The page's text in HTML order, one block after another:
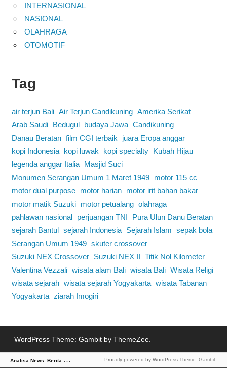
INTERNASIONAL
NASIONAL
OLAHRAGA
OTOMOTIF
Tag
air terjun Bali Air Terjun Candikuning Amerika Serikat
Arab Saudi
Bedugul budaya Jawa Candikuning
Danau Beratan film CGI terbaik
juara Eropa anggar
kopi Indonesia
kopi luwak kopi specialty
Kubah Hijau
legenda anggar Italia
Masjid Suci
Monumen Serangan Umum 1 Maret 1949
motor 115 cc
motor dual purpose
motor harian
motor irit bahan bakar
motor matik Suzuki
motor petualang olahraga
pahlawan nasional
perjuangan TNI
Pura Ulun Danu Beratan
sejarah Bantul sejarah Indonesia Sejarah Islam sepak bola
Serangan Umum 1949 skuter crossover
Suzuki NEX Crossover
Suzuki NEX II Titik Nol Kilometer
Valentina Vezzali wisata alam Bali wisata Bali Wisata Religi
wisata sejarah wisata sejarah Yogyakarta wisata Tabanan
Yogyakarta ziarah Imogiri
WordPress Theme: Gambit by ThemeZee.
A
nalisa News: Berita Dalam Sudut Pandang Tajam Proudly powered by WordPress Theme: Gambit.